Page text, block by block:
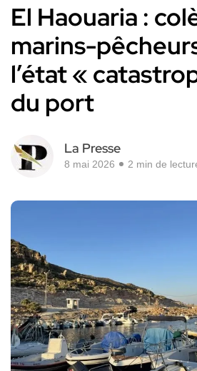
El Haouaria :
marins-
l’état «
du port
La Presse
8 mai 2026 2 min de